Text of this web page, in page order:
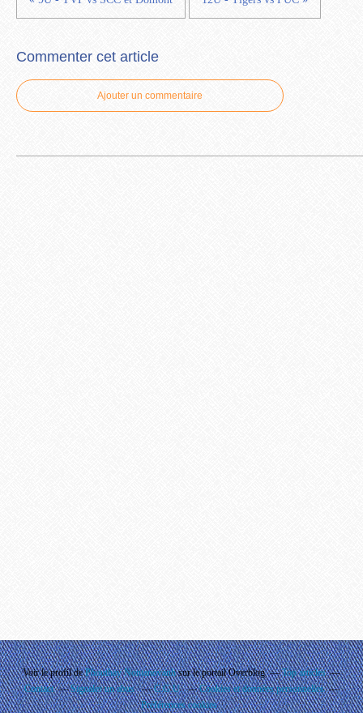
Commenter cet article
Ajouter un commentaire
Voir le profil dePhouthay Nontanovanhsur le portail Overblog
Top articles
Contact
Signaler un abus C.G.U.
Cookies et données personnelles
Préférences cookies